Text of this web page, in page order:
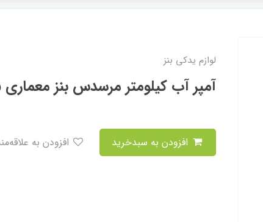
لوازم یدکی بنز
آمپر آب کیلومتر مرسدس بنز معماری w115